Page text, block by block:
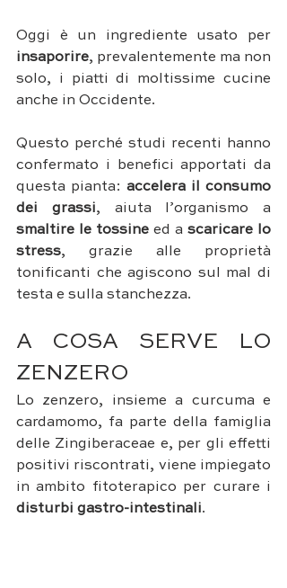
insaporire, prevalentemente ma non
solo, i piatti di moltissime cucine
anche in Occidente.
Questo perché studi recenti hanno
confermato i benefici apportati da
questa pianta: accelera il consumo
dei grassi
smaltire le tossine ed a scaricare lo
stress, grazie alle proprietà
tonificanti che agiscono sul mal di
testa e sulla stanchezza.
A COSA SERVE LO
ZENZERO
Lo zenzero, insieme a curcuma e
cardamomo, fa parte della famiglia
delle Zingiberaceae e, per gli effetti
positivi riscontrati, viene impiegato
disturbi gastro-intestinali.